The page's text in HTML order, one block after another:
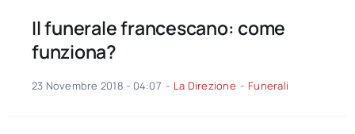
Il funerale francescano: come
funziona?
23 Novembre 2018 - 04:07 - La Direzione - Funerali